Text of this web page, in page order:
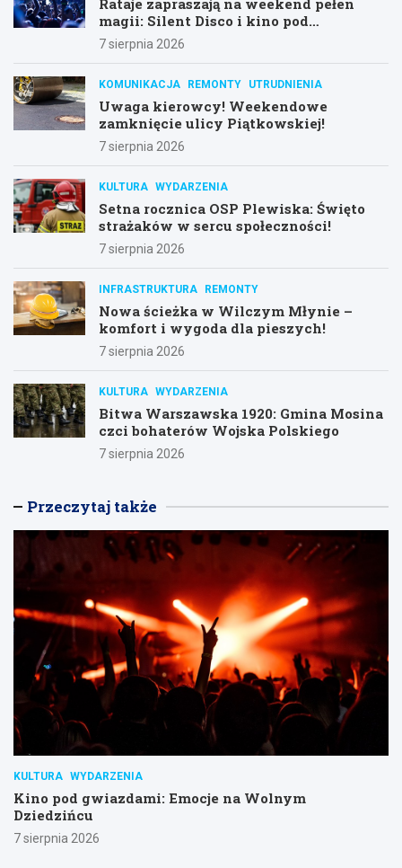
Rataje zapraszają na weekend pełen
magii: Silent Disco i kino pod
gwiazdami!
7 sierpnia 2026
KOMUNIKACJA REMONTY UTRUDNIENIA
Uwaga kierowcy! Weekendowe
zamknięcie ulicy Piątkowskiej!
7 sierpnia 2026
KULTURA WYDARZENIA
Setna rocznica OSP Plewiska: Święto
strażaków w sercu społeczności!
7 sierpnia 2026
INFRASTRUKTURA REMONTY
Nowa ścieżka w Wilczym Młynie –
komfort i wygoda dla pieszych!
7 sierpnia 2026
KULTURA WYDARZENIA
Bitwa Warszawska 1920: Gmina Mosina
czci bohaterów Wojska Polskiego
7 sierpnia 2026
Przeczytaj także
KULTURA WYDARZENIA
Kino pod gwiazdami: Emocje na Wolnym
Dziedzińcu
7 sierpnia 2026